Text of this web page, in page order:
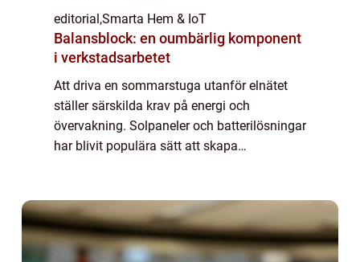
editorial ,Smarta Hem & IoT
Balansblock: en oumbärlig komponent
i verkstadsarbetet
Att driva en sommarstuga utanför elnätet
ställer särskilda krav på energi och
övervakning. Solpaneler och batterilösningar
har blivit populära sätt att skapa